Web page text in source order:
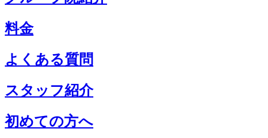
料金
よくある質問
スタッフ紹介
初めての方へ